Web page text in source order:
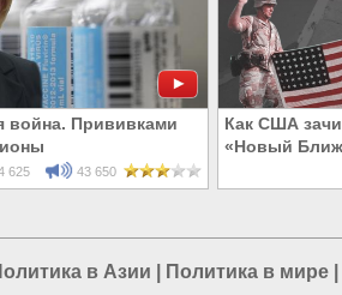
война. Прививками
625 43 650
Как США
«Новый
в Азии Политика в мире